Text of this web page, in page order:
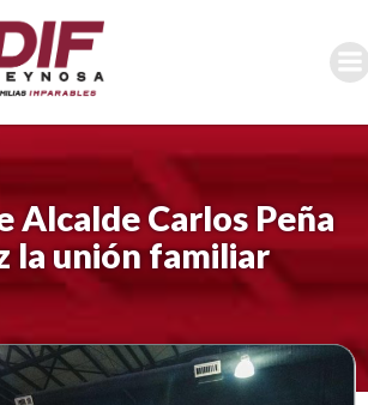
al
contenido
Alcalde Carlos Peña
la unión familiar